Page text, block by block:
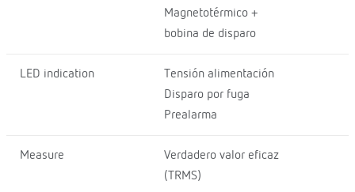
Magnetotérmico +
bobina de disparo
LED indication
Tensión alimentación
Disparo por fuga
Prealarma
Measure
Verdadero valor eficaz
(TRMS)